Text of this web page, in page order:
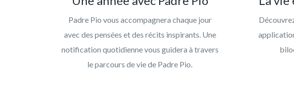
Padre Pio vous accompagnera chaque jour
avec des pensées et des récits inspirants. Une
notification quotidienne vous guidera à travers
le parcours de vie de Padre Pio.